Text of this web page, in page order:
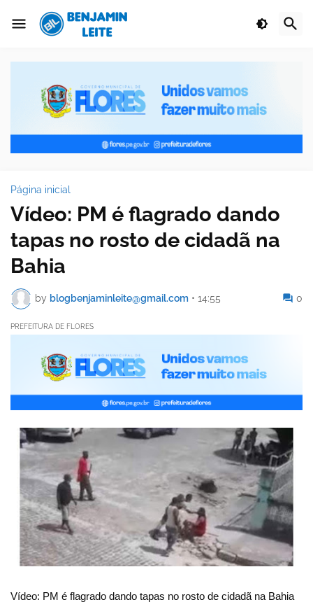
Página inicial
Vídeo: PM é flagrado dando
tapas no rosto de cidadã na
Bahia
by blogbenjaminleite@gmail.com • 14:55 0
PREFEITURA DE FLORES
Vídeo: PM é flagrado dando tapas no rosto de cidadã na Bahia